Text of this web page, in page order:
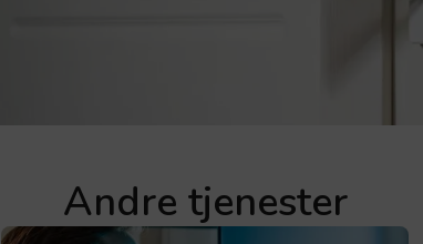
Andre tjenester